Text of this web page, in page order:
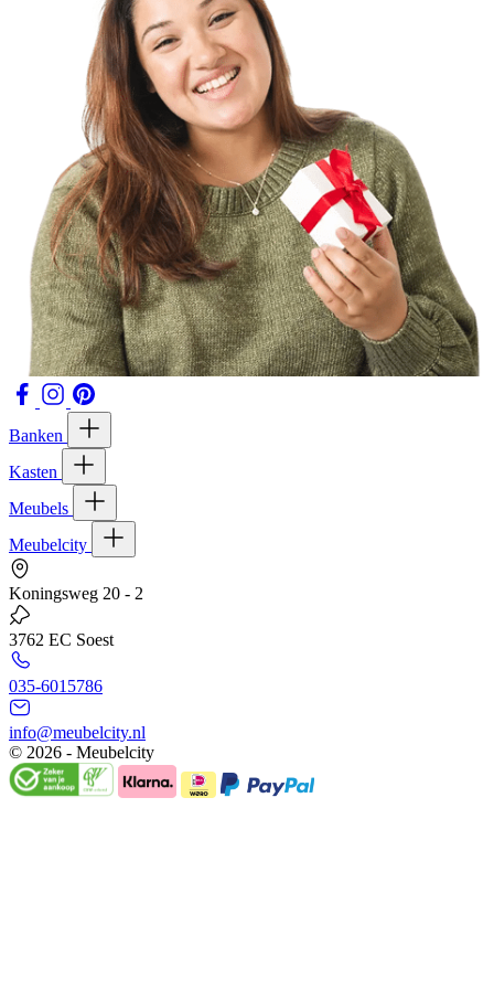
Banken
Kasten
Meubels
Meubelcity
Koningsweg 20 - 2
3762 EC Soest
035-6015786
info@meubelcity.nl
© 2026 - Meubelcity